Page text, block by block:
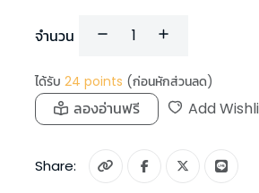
จำนวน
ได้รับ 24 points (ก่อนหักส่วนลด)
ลองอ่านฟรี Add
Share: